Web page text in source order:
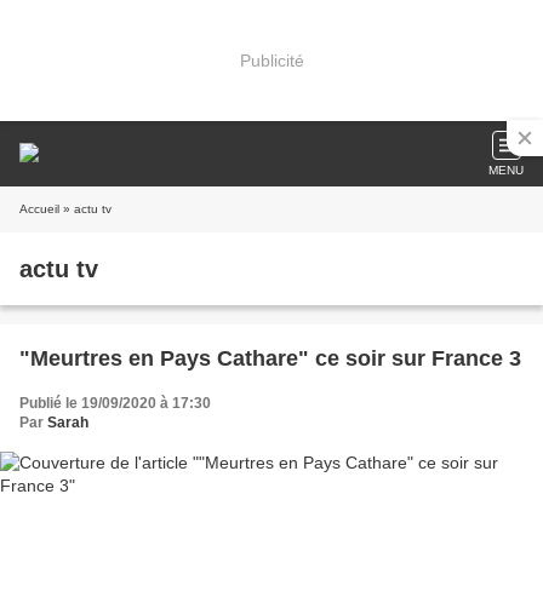
Publicité
MENU
Accueil » actu tv
actu tv
"Meurtres en Pays Cathare" ce soir sur France 3
Publié le 19/09/2020 à 17:30
Par Sarah